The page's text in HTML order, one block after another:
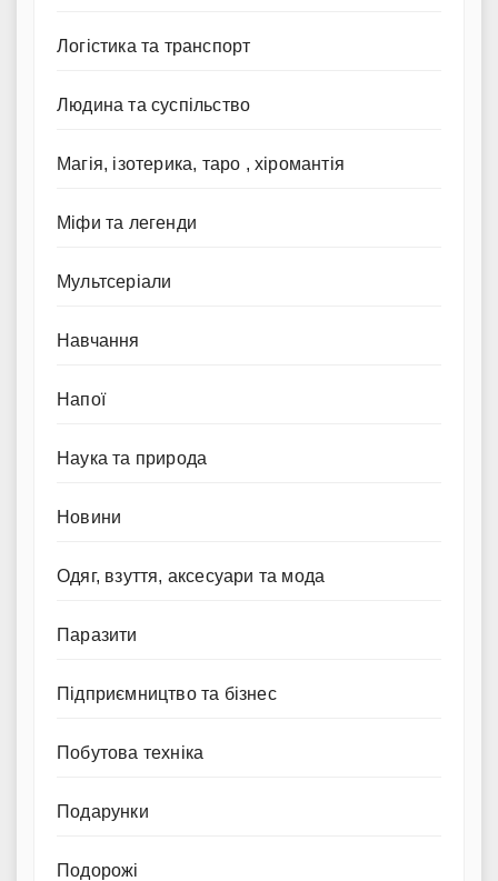
Логістика та транспорт
Людина та суспільство
Магія, ізотерика, таро , хіромантія
Міфи та легенди
Мультсеріали
Навчання
Напої
Наука та природа
Новини
Одяг, взуття, аксесуари та мода
Паразити
Підприємництво та бізнес
Побутова техніка
Подарунки
Подорожі